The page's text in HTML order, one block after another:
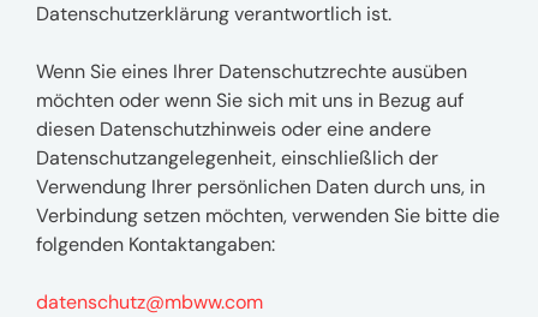
Datenschutzerklärung verantwortlich ist.
Wenn Sie eines Ihrer Datenschutzrechte ausüben
möchten oder wenn Sie sich mit uns in Bezug auf
diesen Datenschutzhinweis oder eine andere
Datenschutzangelegenheit, einschließlich der
Verwendung Ihrer persönlichen Daten durch uns, in
Verbindung setzen möchten, verwenden Sie bitte die
folgenden Kontaktangaben:
datenschutz@mbww.com